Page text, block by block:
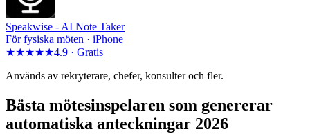
Speakwise - AI Note Taker
För fysiska möten · iPhone
★★★★★4.9 · Gratis
Används av rekryterare, chefer, konsulter och fler.
Bästa mötesinspelaren som genererar
automatiska anteckningar 2026